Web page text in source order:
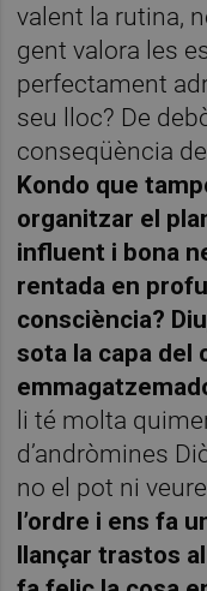
valent la rutina,
gent valora les
perfectament
seu lloc? De
conseqüència
Kondo que
organitzar el
influent i bona
rentada en
consciència?
sota la capa del
li té molta
d’andròmines
no el pot ni
l’ordre i ens fa
llançar trastos